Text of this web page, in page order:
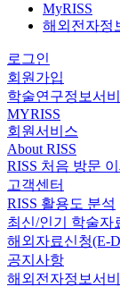
MyRISS
해외전자정
로그인
회원가입
학술연구정보서
MYRISS
회원서비스
About RISS
RISS 처음 방문
고객센터
RISS 활용도 분석
최신/인기 학술자
해외자료신청(E-
공지사항
해외전자정보서